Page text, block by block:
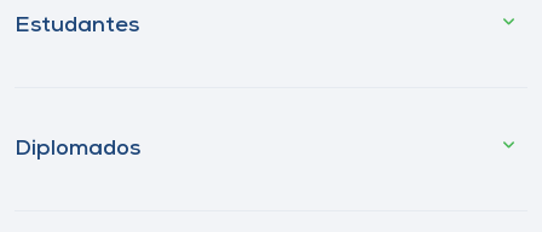
Estudantes
Diplomados